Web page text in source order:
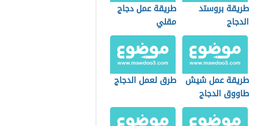
طريقة بروستد
الدجاج
طريقة عمل دجاج
مقلي
طريقة عمل شيش
طاووق الدجاج
بالفرن
طرق لعمل الدجاج